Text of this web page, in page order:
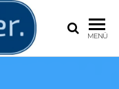
Frank
MENÜ